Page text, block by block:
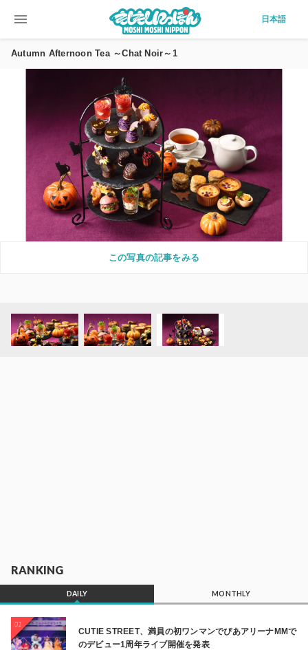
menu 日本語
Autumn Afternoon Tea ～Chat Noir～1
この写真の記事をみる
RANKING
DAILY MONTHLY
01
CUTIE STREET、満員の初ワンマンでぴあアリーナMMで
のデビュー1周年ライブ開催を発表